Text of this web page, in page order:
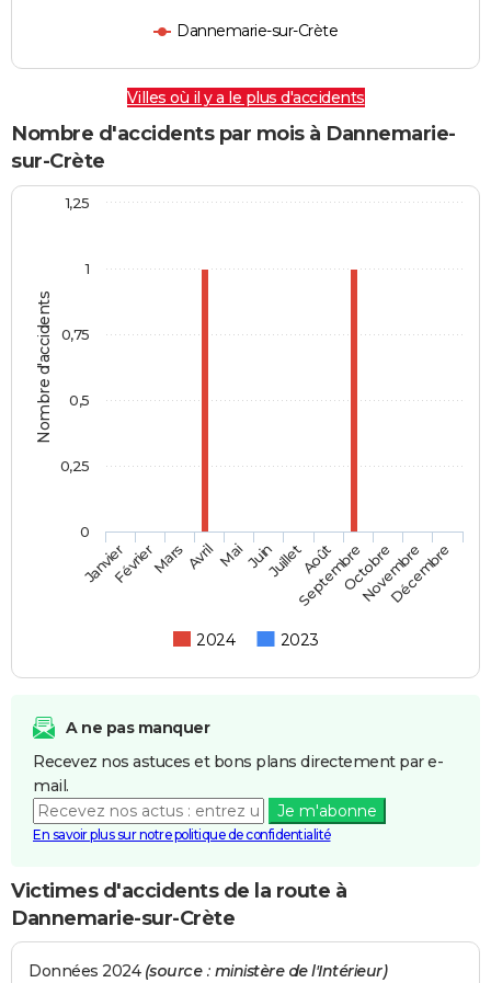
Dannemarie-sur-Crète
Villes où il y a le plus d'accidents
Nombre d'accidents par mois à Dannemarie-
sur-Crète
Nombre d'accidents
2024 2023
JanvierFévrierMars AvrilMaiJuinJuilletAoût
SeptembreOctobre
Novembre
Décembre
0
1
0,25
0,5
0,75
1,25
A ne pas manquer
Recevez nos astuces et bons plans directement par e-
mail.
Je m'abonne
En savoir plus sur notre politique de confidentialité
Victimes d'accidents de la route à
Dannemarie-sur-Crète
Données 2024 (source : ministère de l'Intérieur)